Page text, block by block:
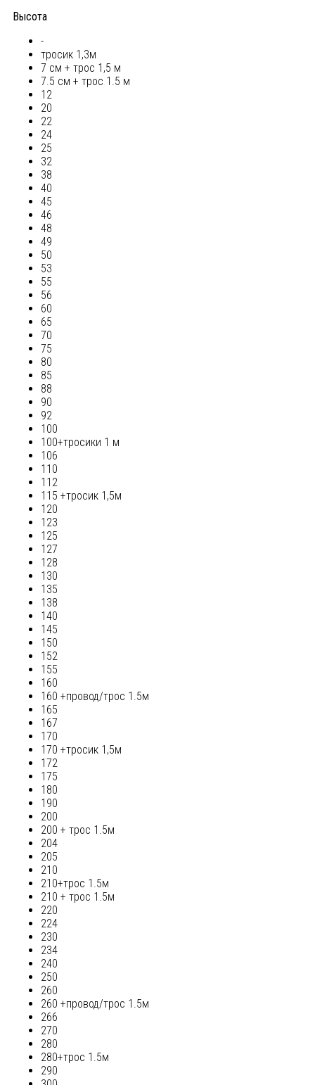
Высота
-
тросик 1,3м
7 см + трос 1,5 м
7.5 см + трос 1.5 м
12
20
22
24
25
32
38
40
45
46
48
49
50
53
55
56
60
65
70
75
80
85
88
90
92
100
100+тросики 1 м
106
110
112
115 +тросик 1,5м
120
123
125
127
128
130
135
138
140
145
150
152
155
160
160 +провод/трос 1.5м
165
167
170
170 +тросик 1,5м
172
175
180
190
200
200 + трос 1.5м
204
205
210
210+трос 1.5м
210 + трос 1.5м
220
224
230
234
240
250
260
260 +провод/трос 1.5м
266
270
280
280+трос 1.5м
290